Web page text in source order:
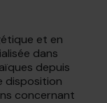
et en
dans
depuis
disposition
concernant